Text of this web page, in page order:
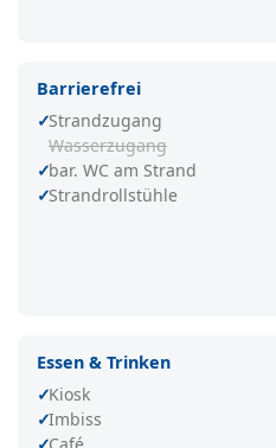
Barrierefrei
Strandzugang
Wasserzugang
bar. WC am Strand
Strandrollstühle
Essen & Trinken
Kiosk
Imbiss